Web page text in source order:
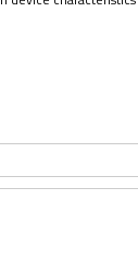
decidir
por
perpetrado